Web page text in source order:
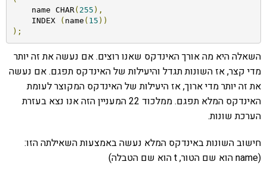
    name CHAR
( 255 ),
    INDEX
( name ( 15 ))
);
השאלה היא מה אורך האינדקס שאנו רוצים. אם נעשה את זה יותר
מדי קצר, אז השונות תגדל והיעילות של האינדקס תפגם. אם נעשה
את זה יותר מדי ארוך, אז היעילות של האינדקס המקוצר לעומת
האינדקס המלא תפגם. ממלכוד 22 המעניין הזה אנו נצא בעזרת
הערכת שונות.
חישוב השונות באינדקס המלא נעשה באמצעות השאילתה הזו:
(name הוא שם הטור, t הוא שם הטבלה)